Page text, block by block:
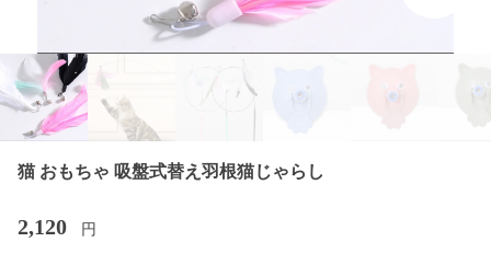
猫 おもちゃ 吸盤式替え羽根猫じゃらし
2,120 円